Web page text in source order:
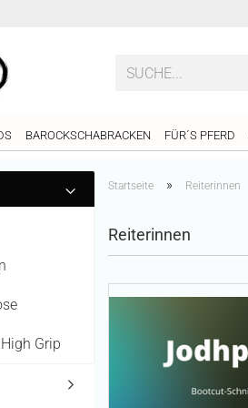
BAROCKSCHABRACKEN FÜR´S PFERD
Startseite » Reiterinnen
Reiterinnen
Grip